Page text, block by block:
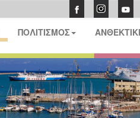
ΠΟΛΙΤΙΣΜΟΣ